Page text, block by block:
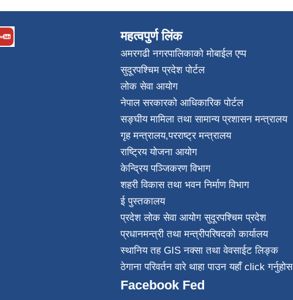
महत्वपुर्ण लिंक
अमरगढी नगरपालिकाको मोबाईल एप्प
सुदूरपश्चिम प्रदेश पोर्टल
लोक सेवा आयोग
नेपाल सरकारको आधिकारिक पोर्टल
सङ्घीय मामिला तथा सामान्य प्रशासन मन्त्रालय
गृह मन्त्रालय,परराष्ट्र मन्त्रालय
राष्ट्रिय योजना आयोग
केन्द्रिय पञ्जिकरण विभाग
शहरी विकास तथा भवन निर्माण विभाग
ई पुस्तकालय
प्रदेश लोक सेवा आयोग सुदूरपश्चिम प्रदेश
प्रधानमन्त्री तथा मन्त्रीपरिषदको कार्यालय
स्थानिय तह GIS नक्सा तथा वेवसाईट लिङ्क
ठेगाना परिवर्तन वारे थाहा पाउन यहाँ click गर्नुहोस
Facebook Fed